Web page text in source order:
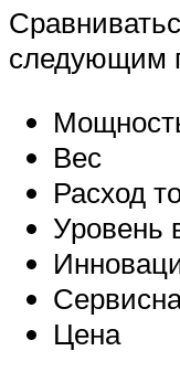
следующим
Вес
Расход
Уровень
Цена